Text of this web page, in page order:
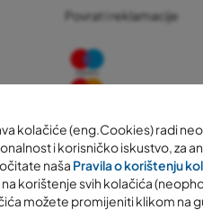
kolačiće (eng.Cookies) radi
i korisničko iskustvo, za
naša Pravila o korištenju
korištenje svih kolačića
možete promijeniti klikom na
Povrat i reklamacije